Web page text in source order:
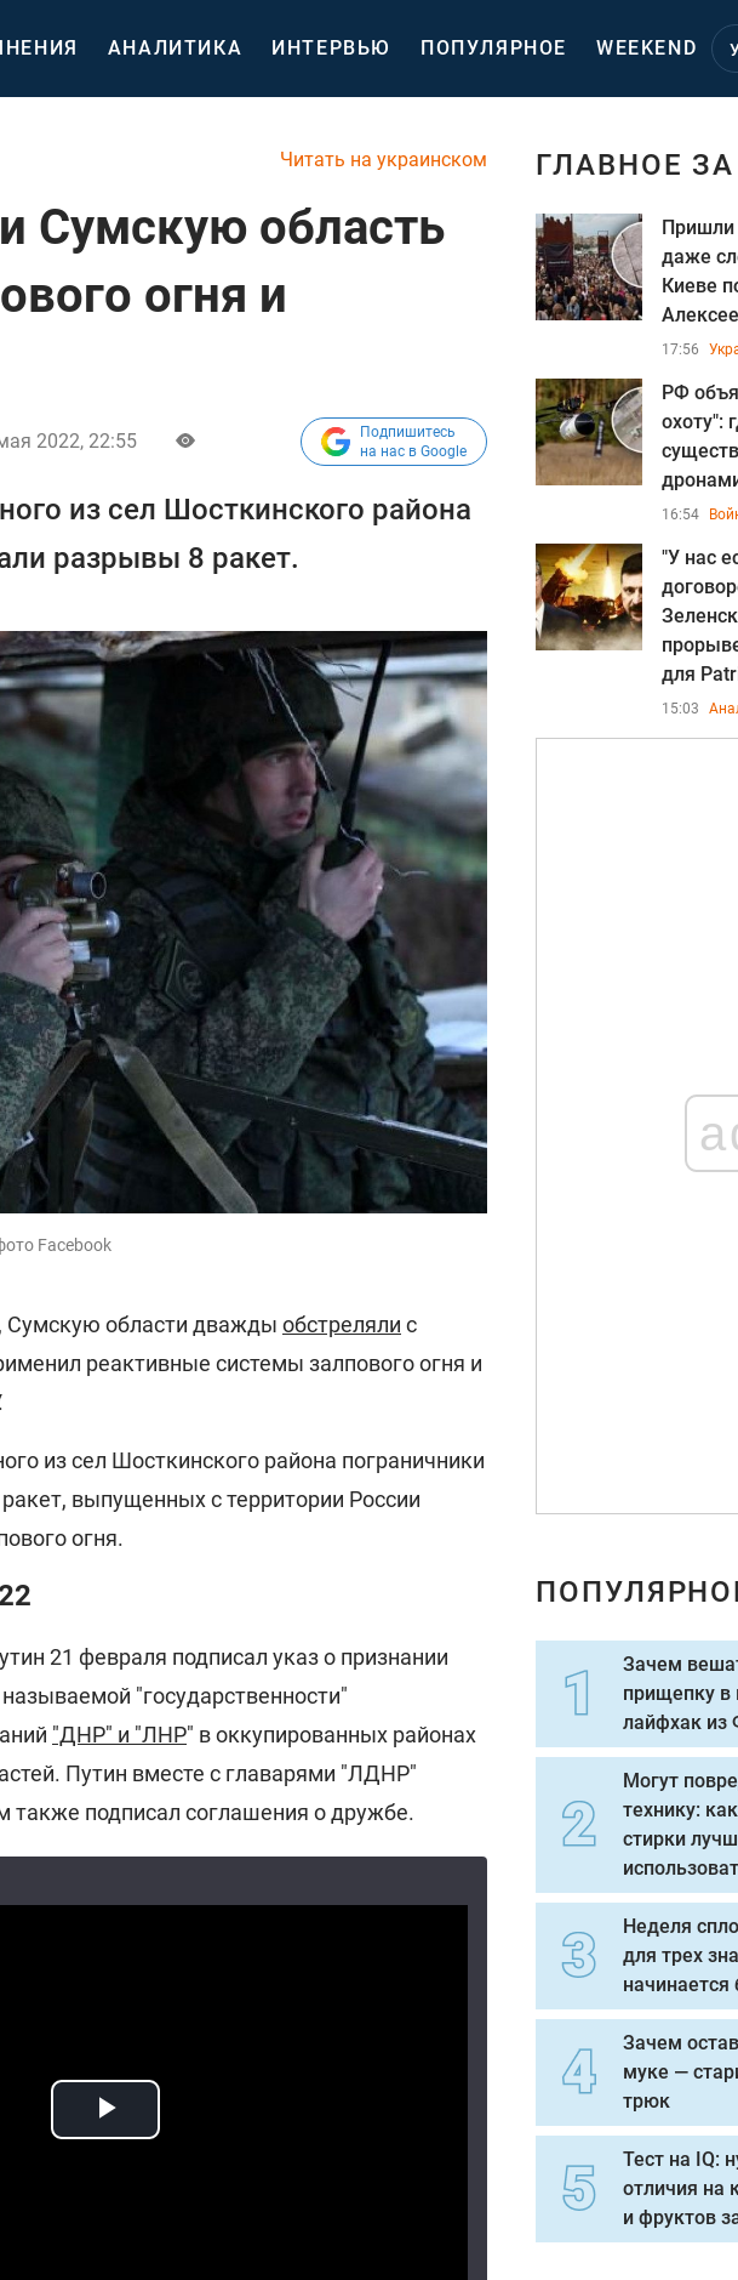
АНАЛИТИКА ИНТЕРВЬЮ ПОПУЛЯРНОЕ WEEKEND
Читать на украинском
Сумскую область
огня и
2022, 22:55
Подпишитесь
на нас в Google
из сел Шосткинского района
разрывы 8 ракет.
Facebook
Сумскую области дважды обстреляли с
реактивные системы залпового огня и
из сел Шосткинского района пограничники
выпущенных с территории России
огня.
21 февраля подписал указ о признании
"государственности"
"ДНР" и "ЛНР" в оккупированных районах
Путин вместе с главарями "ЛДНР"
подписал соглашения о дружбе.
ГЛАВНОЕ
Пришли
даже
Киеве
17:56
РФ
охоту":
16:54
"У нас
для
15:03
Зачем
прищепку в
лайфхак из
Могут
технику:
стирки
Неделя
для трех
начинается
Зачем
муке —
трюк
Тест на IQ:
отличия на
и фруктов